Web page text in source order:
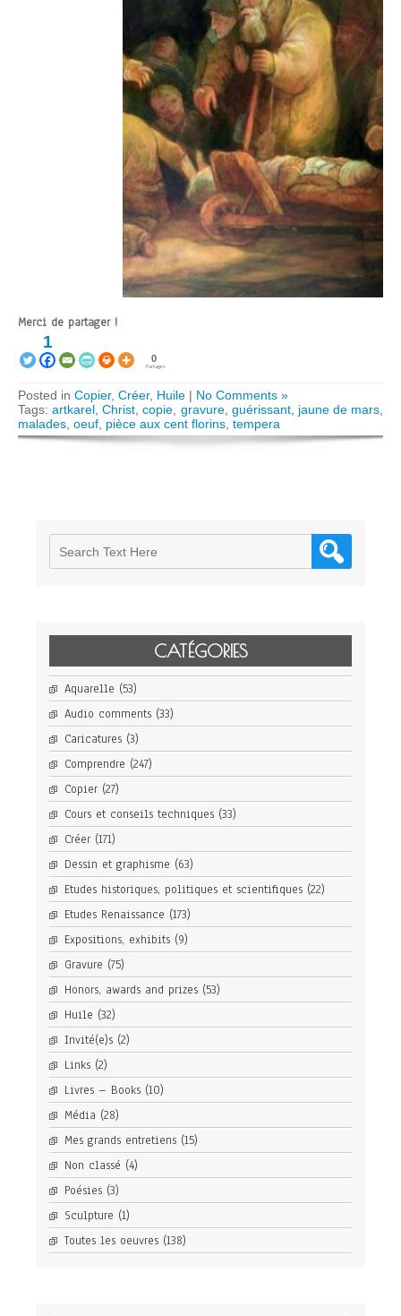
Merci de partager !
1
0
Partages
Posted in Copier, Créer, Huile | No Comments »
Tags:artkarel,Christ,copie, gravure, guérissant, jaune de mars,
malades, oeuf, pièce aux cent florins, tempera
CATÉGORIES
Aquarelle (53)
Audio comments (33)
Caricatures (3)
Comprendre (247)
Copier (27)
Cours et conseils techniques (33)
Créer (171)
Dessin et graphisme (63)
Etudes historiques, politiques et scientifiques (22)
Etudes Renaissance (173)
Expositions, exhibits (9)
Gravure (75)
Honors, awards and prizes (53)
Huile (32)
Invité(e)s (2)
Links (2)
Livres – Books (10)
Média (28)
Mes grands entretiens (15)
Non classé (4)
Poésies (3)
Sculpture (1)
Toutes les oeuvres (138)